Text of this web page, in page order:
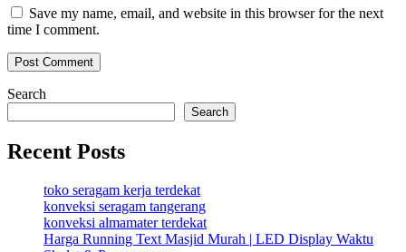
Save my name, email, and website in this browser for the next
time I comment.
Search
Search
Recent Posts
toko seragam kerja terdekat
konveksi seragam tangerang
konveksi almamater terdekat
Harga Running Text Masjid Murah | LED Display Waktu